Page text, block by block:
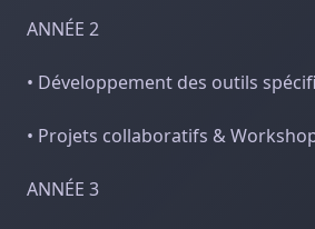
ANNÉE 2
• Développement des outils
• Projets collaboratifs &
ANNÉE 3